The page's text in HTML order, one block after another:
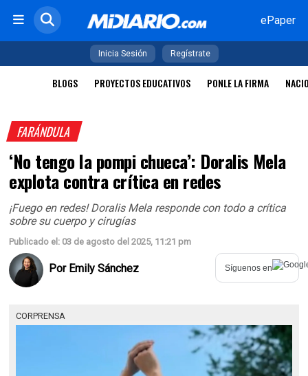
ePaper
Inicia Sesión Regístrate
BLOGS PROYECTOS EDUCATIVOS PONLE LA FIRMA
FARÁNDULA
‘No tengo la pompi chueca’: Doralis Mela
explota contra crítica en redes
¡Fuego en redes! Doralis Mela responde con todo a crítica
sobre su cuerpo y cirugías
Publicado el: 03 de agosto del 2025, 11:21 pm
Por Emily Sánchez Síguenos en
CORPRENSA